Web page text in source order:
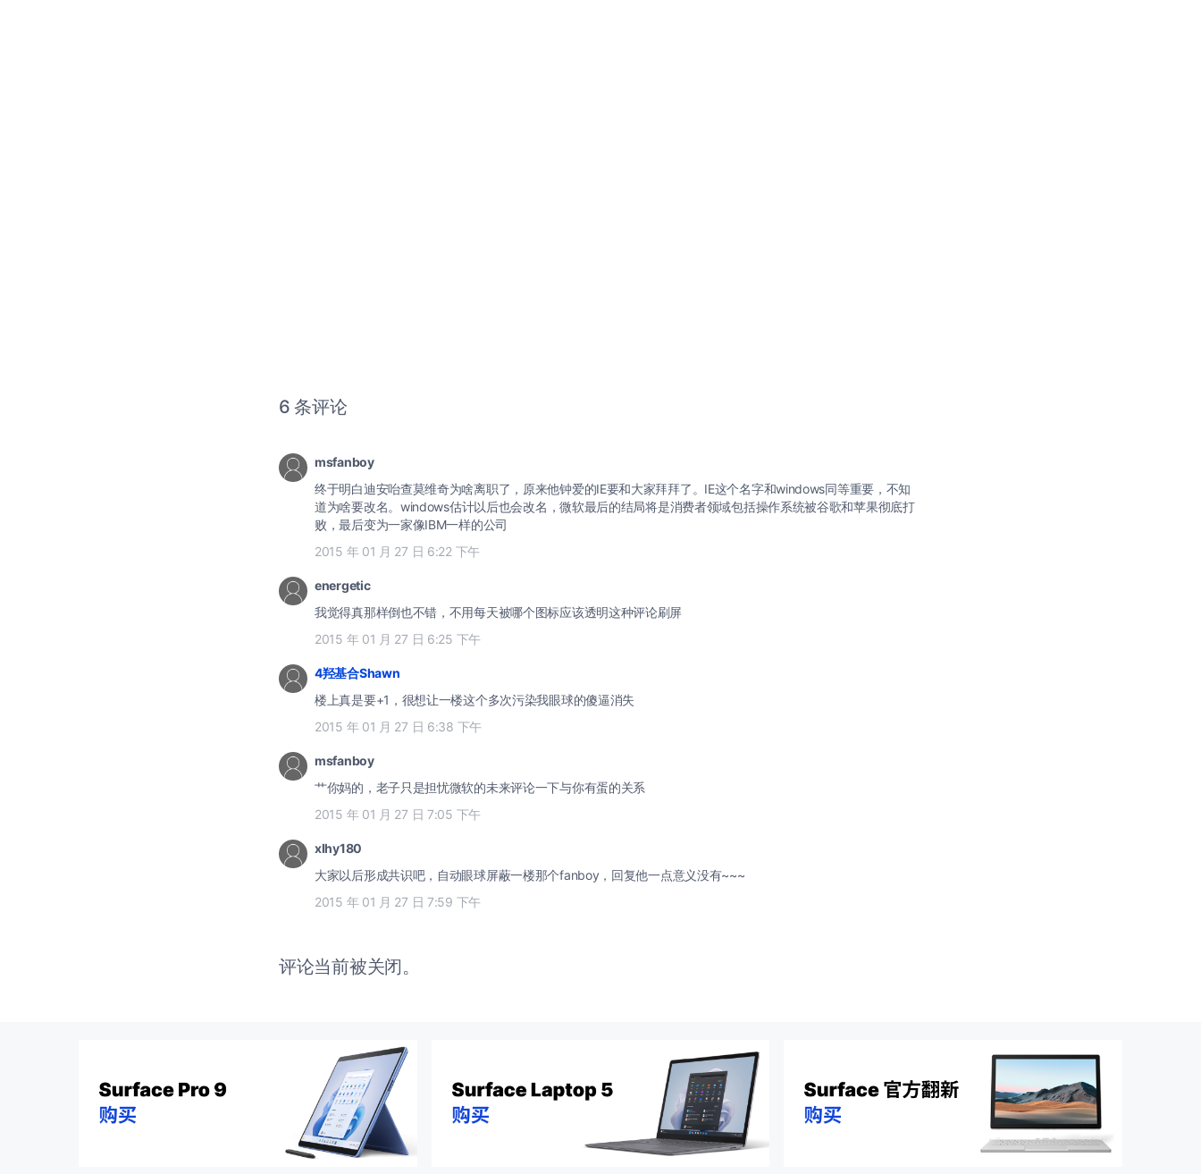
6 条评论
msfanboy
终于明白迪安咍查莫维奇为啥离职了，原来他钟爱的IE要和大家拜拜了。IE这个名字和windows同等重要，不知
道为啥要改名。windows估计以后也会改名，微软最后的结局将是消费者领域包括操作系统被谷歌和苹果彻底打
败，最后变为一家像IBM一样的公司
2015 年 01 月 27 日 6:22 下午
energetic
我觉得真那样倒也不错，不用每天被哪个图标应该透明这种评论刷屏
2015 年 01 月 27 日 6:25 下午
4羟基合Shawn
楼上真是要+1，很想让一楼这个多次污染我眼球的傻逼消失
2015 年 01 月 27 日 6:38 下午
msfanboy
艹你妈的，老子只是担忧微软的未来评论一下与你有蛋的关系
2015 年 01 月 27 日 7:05 下午
xlhy180
大家以后形成共识吧，自动眼球屏蔽一楼那个fanboy，回复他一点意义没有~~~
2015 年 01 月 27 日 7:59 下午
评论当前被关闭。